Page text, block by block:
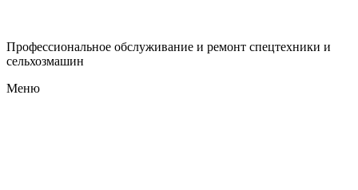
Профессиональное обслуживание и ремонт спецтехники и
сельхозмашин
Меню